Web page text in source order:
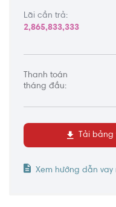
Lãi cần trả:
2,865,833,333
Thanh toán
tháng đầu:
Tải
Xem hướng dẫn vay